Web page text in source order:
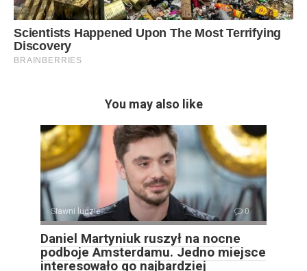
You may also like
Sławni ludzie 0
Daniel Martyniuk ruszył na nocne
podboje Amsterdamu. Jedno miejsce
interesowało go najbardziej